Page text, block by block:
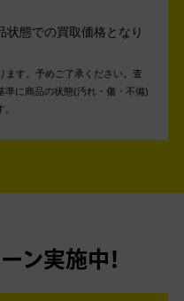
状態での買取価格となり
す。予めご了承ください。 査
準に商品の状態(汚れ・傷・不備)
ン実施中！